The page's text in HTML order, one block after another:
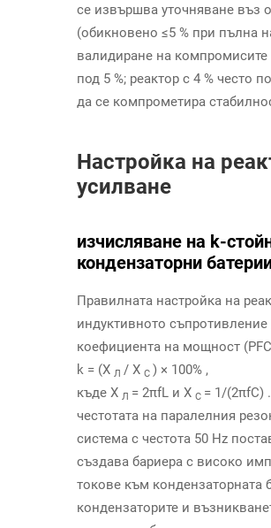
се извършва уточняване въз
(обикновено ≤5 % при пълна
валидиране на
под 5 %; реактор с 4 % често
да се компрометира
Настройка на
усилване
изчисляване на k-
кондензаторни
Правилната настройка на
индуктивното съпротивление
коефициента на мощност
k = (X Л / X C ) × 100% ,
къде Х Л = 2πfL и Х C = 1/(2πfC)
честотата на паралелния
система с честота 50 Hz
създава бариера с високо
токове към кондензаторната
кондензаторите и